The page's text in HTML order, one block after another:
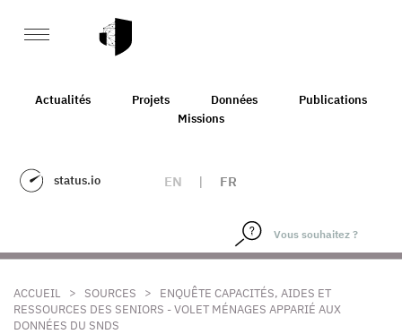
Actualités Projets Données
Publications
Missions
status.io EN | FR
ACCUEIL > SOURCES >
ENQUÊTE CAPACITÉS, AIDES ET
RESSOURCES DES SENIORS - VOLET MÉNAGES APPARIÉ AUX
DONNÉES DU SNDS